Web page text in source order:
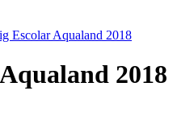
Escolar Aqualand 2018
2018